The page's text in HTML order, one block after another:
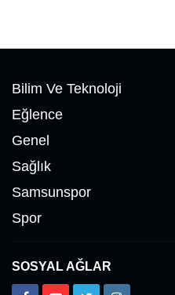
Bilim Ve Teknoloji
Eğlence
Genel
Sağlık
Samsunspor
Spor
SOSYAL AĞLAR